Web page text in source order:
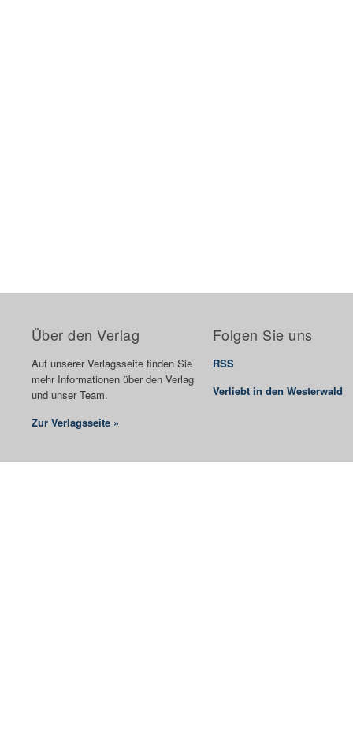
Über den Verlag
Auf unserer Verlagsseite finden Sie
mehr Informationen über den Verlag
und unser Team.
Zur Verlagsseite »
Folgen Sie uns
RSS
Verliebt in den Westerwald